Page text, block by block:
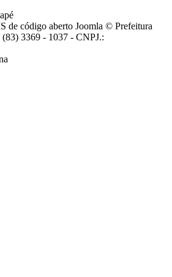
de código aberto Joomla © Prefeitura
3369 - 1037 - CNPJ.: